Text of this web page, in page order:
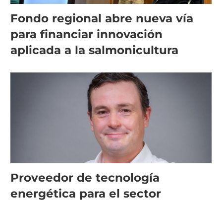
Fondo regional abre nueva vía
para financiar innovación
aplicada a la salmonicultura
Proveedor de tecnología
energética para el sector